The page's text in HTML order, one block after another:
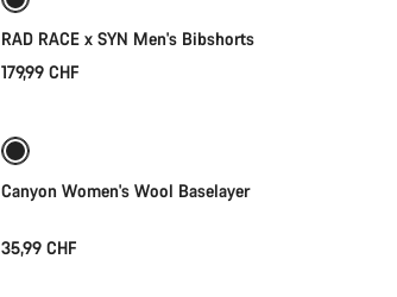
RAD RACE x SYN Men's Bibshorts
179,99 CHF
Canyon Women's Wool Baselayer
35,99 CHF